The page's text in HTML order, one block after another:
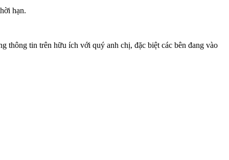
hạn.
tin trên hữu ích với quý anh chị, đặc biệt các bên đang vào